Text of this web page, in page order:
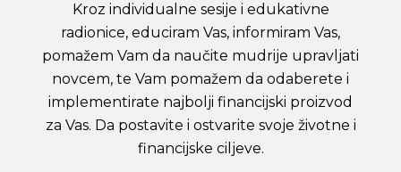
Kroz individualne sesije i edukativne
radionice, educiram Vas, informiram Vas,
pomažem Vam da naučite mudrije upravljati
novcem, te Vam pomažem da odaberete i
implementirate najbolji financijski proizvod
za Vas. Da postavite i ostvarite svoje životne i
financijske ciljeve.